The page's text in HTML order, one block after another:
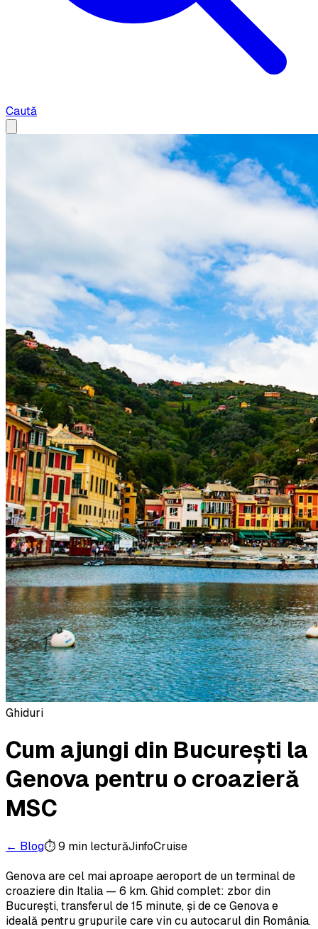
Caută
Ghiduri
Cum ajungi din București la
Genova pentru o croazieră
MSC
← Blog⏱9 min lecturăJinfoCruise
Genova are cel mai aproape aeroport de un terminal de
croaziere din Italia — 6 km. Ghid complet: zbor din
București, transferul de 15 minute, și de ce Genova e
ideală pentru grupurile care vin cu autocarul din România.